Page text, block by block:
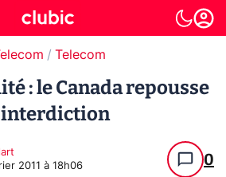
Telecom
: le Canada repousse
2011 à 18h06 0